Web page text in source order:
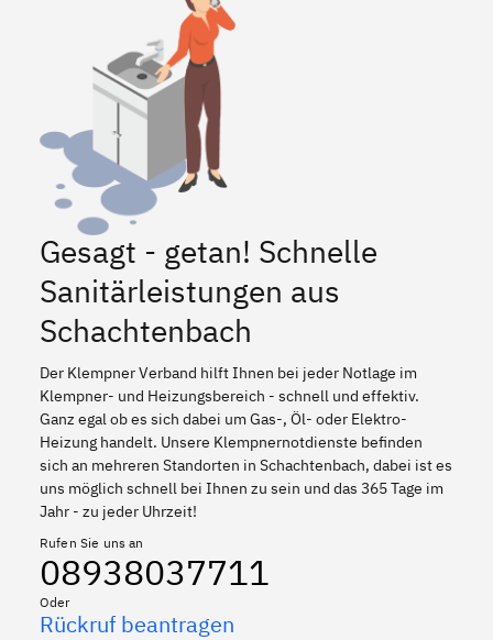
Gesagt - getan! Schnelle
Sanitärleistungen aus
Schachtenbach
Der Klempner Verband hilft Ihnen bei jeder Notlage im
Klempner- und Heizungsbereich - schnell und effektiv.
Ganz egal ob es sich dabei um Gas-, Öl- oder Elektro-
Heizung handelt. Unsere Klempnernotdienste befinden
sich an mehreren Standorten in Schachtenbach, dabei ist es
uns möglich schnell bei Ihnen zu sein und das 365 Tage im
Jahr - zu jeder Uhrzeit!
Rufen Sie uns an
08938037711
Oder
Rückruf beantragen